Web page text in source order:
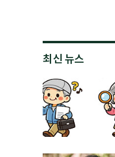
최신 뉴스